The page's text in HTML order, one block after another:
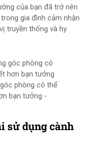
của bạn đã trở nên
gia đình cảm nhận
truyền thống và hy
phòng có thể
bạn tưởng -
sử dụng cành